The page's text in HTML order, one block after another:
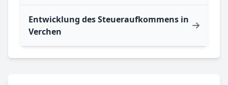
Entwicklung des Steueraufkommens in
Verchen